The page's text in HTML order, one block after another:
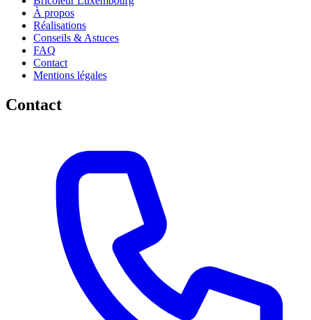
À propos
Réalisations
Conseils & Astuces
FAQ
Contact
Mentions légales
Contact